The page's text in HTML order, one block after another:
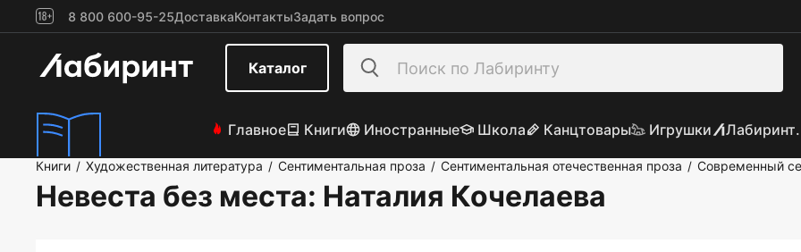
8 800 600-95-25ДоставкаКонтактыЗадать вопрос
Каталог
Главное Книги Иностранные Школа Канцтовары Игрушки
Книги / Художественная литература / Сентиментальная проза / Сентиментальная отечественная проза / Современный
Невеста без места: Наталия Кочелаева